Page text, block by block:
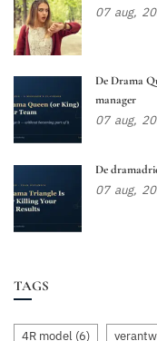
07 aug,
De Drama
manager
07 aug,
De
07 aug,
TAGS
4R model (6)